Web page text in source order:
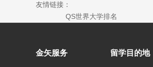
友情链接：
QS世界大学排名
金矢服务 留学目的地